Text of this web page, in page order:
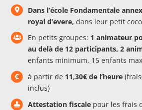
Dans l’école Fondamentale
royal d’evere, dans leur petit
En petits groupes: 1 animateur
au delà de 12 participants, 2
enfants minimum, 15 enfants
à partir de 11,30€ de l’heure(frais
inclus)
Attestation fiscalepour les frais